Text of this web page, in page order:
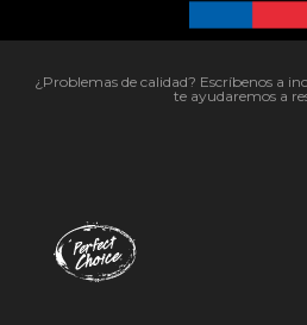
¿Problemas de calidad? Escríbenos a
te ayudaremos a